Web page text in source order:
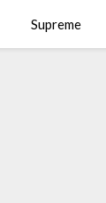
Supreme